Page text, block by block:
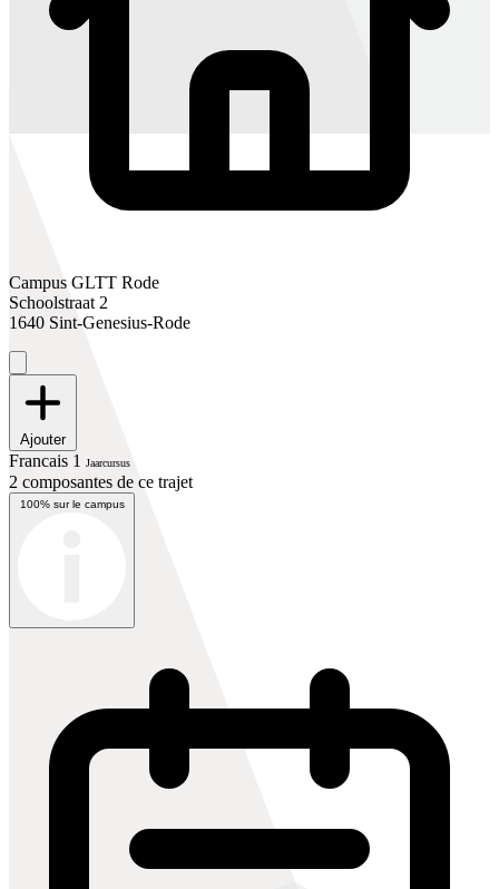
Campus GLTT Rode
Schoolstraat 2
1640 Sint-Genesius-Rode
Ajouter
Francais 1 Jaarcursus
2 composantes de ce trajet
100% sur le campus